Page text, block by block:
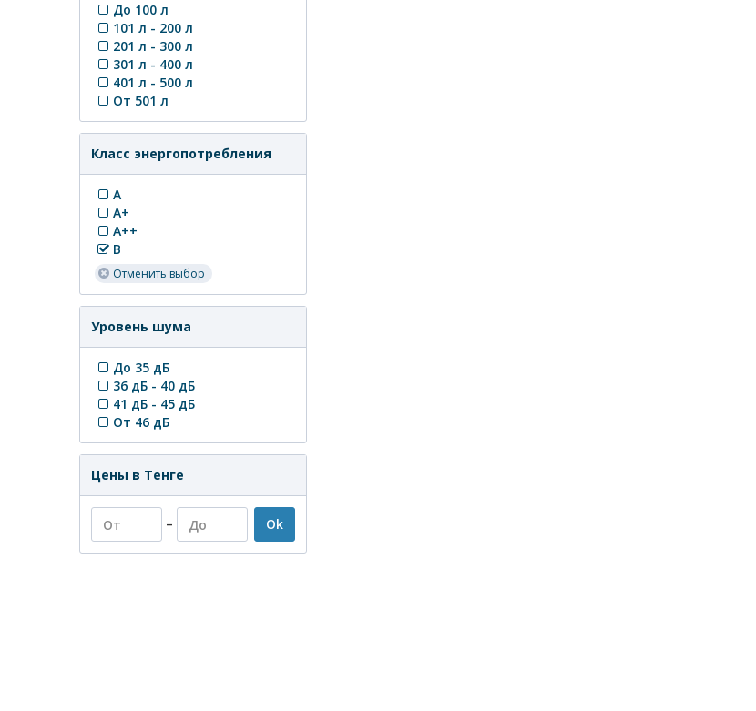
До 100 л
101 л - 200 л
201 л - 300 л
301 л - 400 л
401 л - 500 л
От 501 л
Класс энергопотребления
A
A+
A++
B
Отменить выбор
Уровень шума
До 35 дБ
36 дБ - 40 дБ
41 дБ - 45 дБ
От 46 дБ
Цены в Тенге
– Ok